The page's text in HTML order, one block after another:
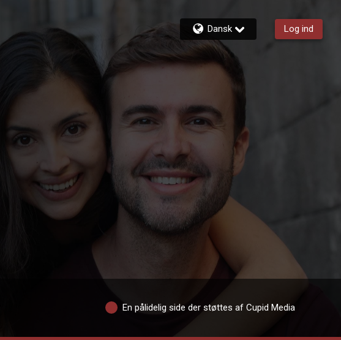
Dansk Log ind
En pålidelig side der støttes af Cupid Media